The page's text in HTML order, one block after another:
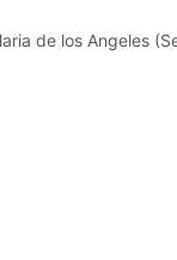
de los Angeles